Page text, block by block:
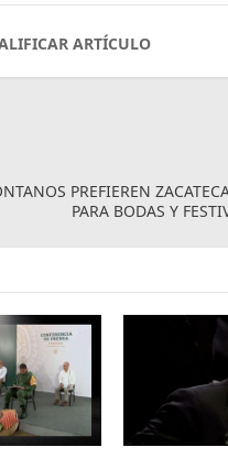
ARTÍCULO
PREFIEREN
PARA BODAS Y